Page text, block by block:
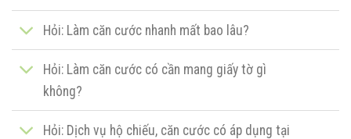
Hỏi: Làm căn cước nhanh mất bao lâu?
Hỏi: Làm căn cước có cần mang giấy tờ gì
không?
Hỏi: Dịch vụ hộ chiếu, căn cước có áp dụng tại